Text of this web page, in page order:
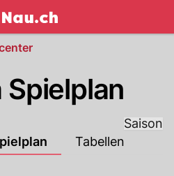
NAU.ch
Spielplan
Saison
Tabellen